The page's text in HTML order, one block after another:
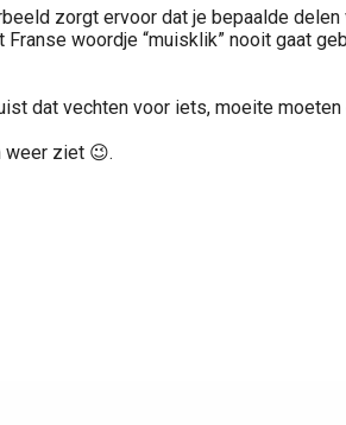
zorgt ervoor dat je bepaalde
woordje “muisklik” nooit gaat
dat vechten voor iets, moeite
weer ziet 😉.